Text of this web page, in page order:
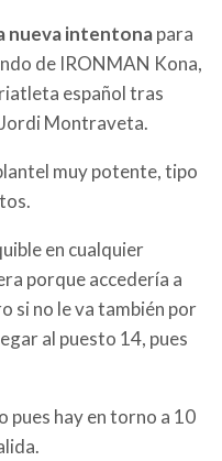
nueva intentonapara
de IRONMAN Kona,
español tras
Montraveta.
muy potente, tipo
en cualquier
porque accedería a
si no le va también por
al puesto 14, pues
pues hay en torno a 10